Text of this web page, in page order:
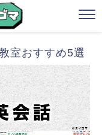
室おすすめ5選